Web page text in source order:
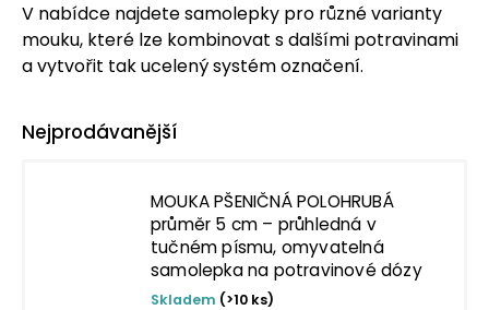
V nabídce najdete samolepky pro různé varianty
mouku, které lze kombinovat s dalšími potravinami
a vytvořit tak ucelený systém označení.
Nejprodávanější
MOUKA PŠENIČNÁ POLOHRUBÁ
průměr 5 cm – průhledná v
tučném písmu, omyvatelná
samolepka na potravinové dózy
Skladem (>10 ks)